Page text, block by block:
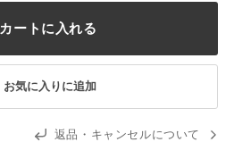
カートに入れる
お気に入りに追加
返品・キャンセルについて